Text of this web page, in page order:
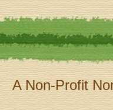
A Non-Profit